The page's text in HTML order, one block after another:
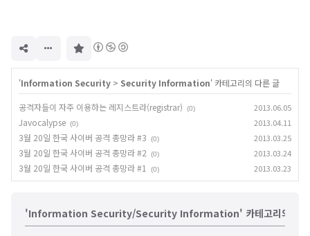
'Information Security > Security Information' 카테고리의 다른 글
공격자들이 자주 이용하는 레지스트라(registrar) (0) 2013.06.05
Javocalypse (0) 2013.04.11
3월 20일 한국 사이버 공격 총망라 #3 (0) 2013.03.25
3월 20일 한국 사이버 공격 총망라 #2 (0) 2013.03.24
3월 20일 한국 사이버 공격 총망라 #1 (0) 2013.03.23
'Information Security/Security Information' 카테고리의 다